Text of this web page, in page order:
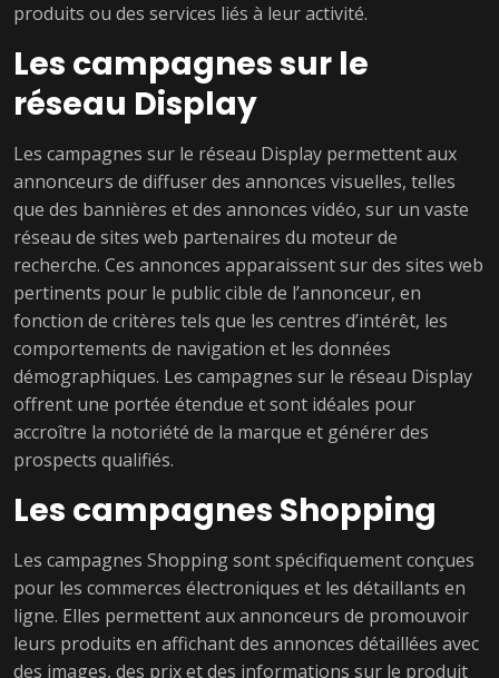
produits ou des services liés à leur activité.
Les campagnes sur le
réseau Display
Les campagnes sur le réseau Display permettent aux
annonceurs de diffuser des annonces visuelles, telles
que des bannières et des annonces vidéo, sur un vaste
réseau de sites web partenaires du moteur de
recherche. Ces annonces apparaissent sur des sites web
pertinents pour le public cible de l’annonceur, en
fonction de critères tels que les centres d’intérêt, les
comportements de navigation et les données
démographiques. Les campagnes sur le réseau Display
offrent une portée étendue et sont idéales pour
accroître la notoriété de la marque et générer des
prospects qualifiés.
Les campagnes Shopping
Les campagnes Shopping sont spécifiquement conçues
pour les commerces électroniques et les détaillants en
ligne. Elles permettent aux annonceurs de promouvoir
leurs produits en affichant des annonces détaillées avec
des images, des prix et des informations sur le produit